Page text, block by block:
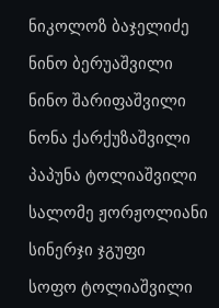
ნიკოლოზ ბაჯელიძე
ნინო ბერუაშვილი
ნინო შარიფაშვილი
ნონა ქარქუზაშვილი
პაპუნა ტოლიაშვილი
სალომე ჟორჟოლიანი
სინერჯი ჯგუფი
სოფო ტოლიაშვილი